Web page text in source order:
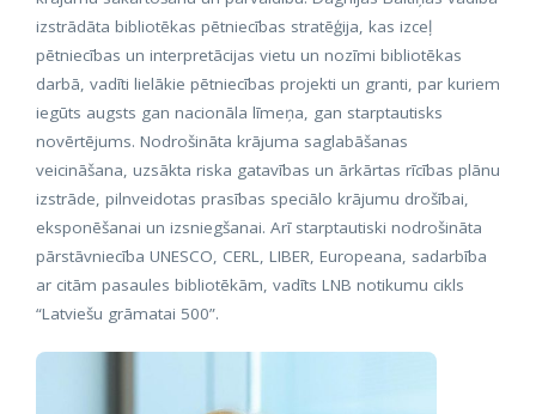
izstrādāta bibliotēkas pētniecības stratēģija, kas izceļ
pētniecības un interpretācijas vietu un nozīmi bibliotēkas
darbā, vadīti lielākie pētniecības projekti un granti, par kuriem
iegūts augsts gan nacionāla līmeņa, gan starptautisks
novērtējums. Nodrošināta krājuma saglabāšanas
veicināšana, uzsākta riska gatavības un ārkārtas rīcības plānu
izstrāde, pilnveidotas prasības speciālo krājumu drošībai,
eksponēšanai un izsniegšanai. Arī starptautiski nodrošināta
pārstāvniecība UNESCO, CERL, LIBER, Europeana, sadarbība
ar citām pasaules bibliotēkām, vadīts LNB notikumu cikls
“Latviešu grāmatai 500”.